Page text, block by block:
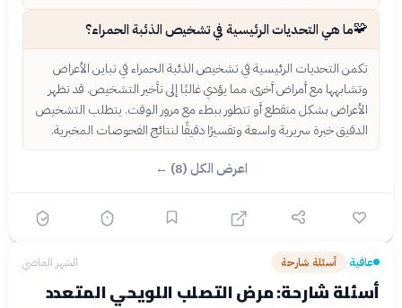
🧩ما هي التحديات الرئيسية في تشخيص الذئبة الحمراء؟
تكمن التحديات الرئيسية في تشخيص الذئبة الحمراء في تباين الأعراض
وتشابهها مع أمراض أخرى، مما يؤدي غالبًا إلى تأخير التشخيص. قد تظهر
الأعراض بشكل متقطع أو تتطور ببطء مع مرور الوقت. يتطلب التشخيص
الدقيق خبرة سريرية واسعة وتفسيرًا دقيقًا لنتائج الفحوصات المخبرية.
اعرض الكل (8) ←
عافية› أسئلة شارحة الشهر الماضي
أسئلة شارحة: مرض التصلب اللويحي المتعدد